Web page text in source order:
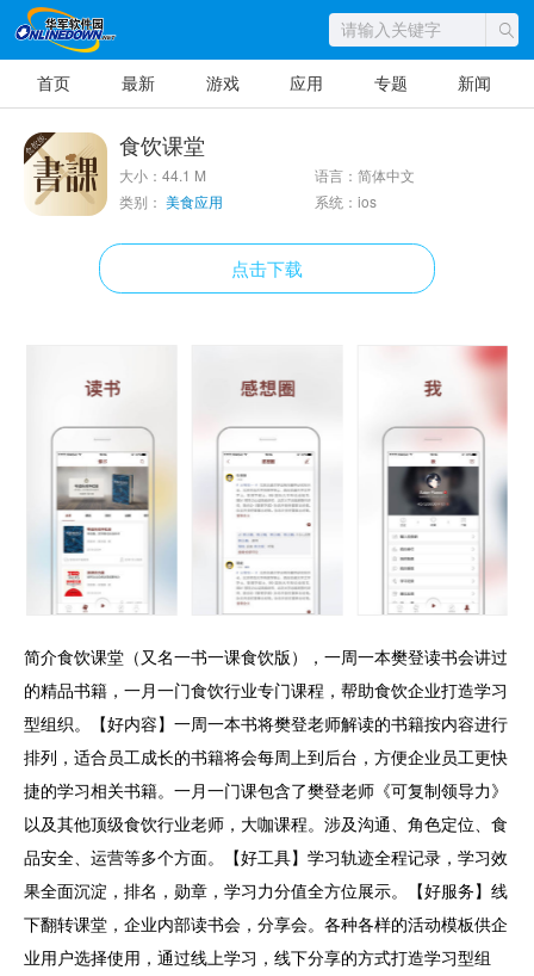
首页 最新 游戏 应用 专题 新闻
食饮课堂
大小：44.1 M
语言：简体中文
类别： 美食应用 系统：ios
点击下载
简介食饮课堂（又名一书一课食饮版），一周一本樊登读书会讲过
的精品书籍，一月一门食饮行业专门课程，帮助食饮企业打造学习
型组织。【好内容】一周一本书将樊登老师解读的书籍按内容进行
排列，适合员工成长的书籍将会每周上到后台，方便企业员工更快
捷的学习相关书籍。一月一门课包含了樊登老师《可复制领导力》
以及其他顶级食饮行业老师，大咖课程。涉及沟通、角色定位、食
品安全、运营等多个方面。【好工具】学习轨迹全程记录，学习效
果全面沉淀，排名，勋章，学习力分值全方位展示。【好服务】线
下翻转课堂，企业内部读书会，分享会。各种各样的活动模板供企
业用户选择使用，通过线上学习，线下分享的方式打造学习型组